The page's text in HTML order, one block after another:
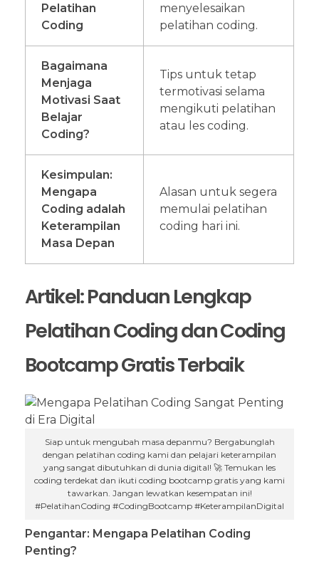
Pelatihan
Coding
menyelesaikan
pelatihan coding.
Bagaimana
Menjaga
Motivasi Saat
Belajar
Coding?
Tips untuk tetap
termotivasi selama
mengikuti pelatihan
atau les coding.
Kesimpulan:
Mengapa
Coding adalah
Keterampilan
Masa Depan
Alasan untuk segera
memulai pelatihan
coding hari ini.
Artikel: Panduan Lengkap
Pelatihan Coding dan Coding
Bootcamp Gratis Terbaik
Siap untuk mengubah masa depanmu? Bergabunglah
dengan pelatihan coding kami dan pelajari keterampilan
yang sangat dibutuhkan di dunia digital! 🚀 Temukan les
coding terdekat dan ikuti coding bootcamp gratis yang kami
tawarkan. Jangan lewatkan kesempatan ini!
#PelatihanCoding #CodingBootcamp #KeterampilanDigital
Pengantar: Mengapa Pelatihan Coding
Penting?